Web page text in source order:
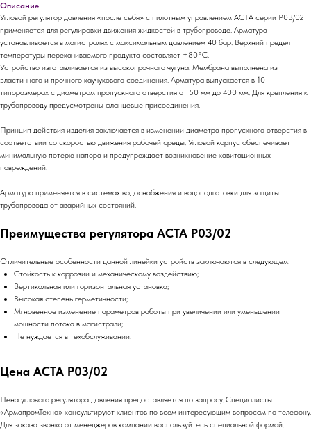
Описание
Угловой регулятор давления «после себя» с пилотным управлением АСТА серии Р03/02
применяется для регулировки движения жидкостей в трубопроводе. Арматура
устанавливается в магистралях с максимальным давлением 40 бар. Верхний предел
температуры перекачиваемого продукта составляет +80°C.
Устройство изготавливается из высокопрочного чугуна. Мембрана выполнена из
эластичного и прочного каучукового соединения. Арматура выпускается в 10
типоразмерах с диаметром пропускного отверстия от 50 мм до 400 мм. Для крепления к
трубопроводу предусмотрены фланцевые присоединения.
Принцип действия изделия заключается в изменении диаметра пропускного отверстия в
соответствии со скоростью движения рабочей среды. Угловой корпус обеспечивает
минимальную потерю напора и предупреждает возникновение кавитационных
повреждений.
Арматура применяется в системах водоснабжения и водоподготовки для защиты
трубопровода от аварийных состояний.
Преимущества регулятора АСТА Р03/02
Отличительные особенности данной линейки устройств заключаются в следующем:
Стойкость к коррозии и механическому воздействию;
Вертикальная или горизонтальная установка;
Высокая степень герметичности;
Мгновенное изменение параметров работы при увеличении или уменьшении
мощности потока в магистрали;
Не нуждается в техобслуживании.
Цена АСТА Р03/02
Цена углового регулятора давления предоставляется по запросу. Специалисты
«АрмапромТехно» консультируют клиентов по всем интересующим вопросам по телефону.
Для заказа звонка от менеджеров компании воспользуйтесь специальной формой.